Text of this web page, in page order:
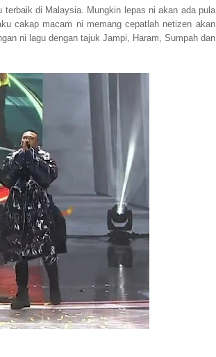
terbaik di Malaysia. Mungkin lepas ni akan ada pula
cakap macam ni memang cepatlah netizen akan
ni lagu dengan tajuk Jampi, Haram, Sumpah dan